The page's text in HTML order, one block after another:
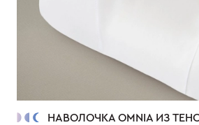
НАВОЛОЧКА OMNIA ИЗ